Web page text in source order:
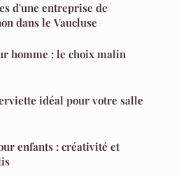
d'une entreprise de
dans le Vaucluse
homme : le choix malin
idéal pour votre salle
enfants : créativité et